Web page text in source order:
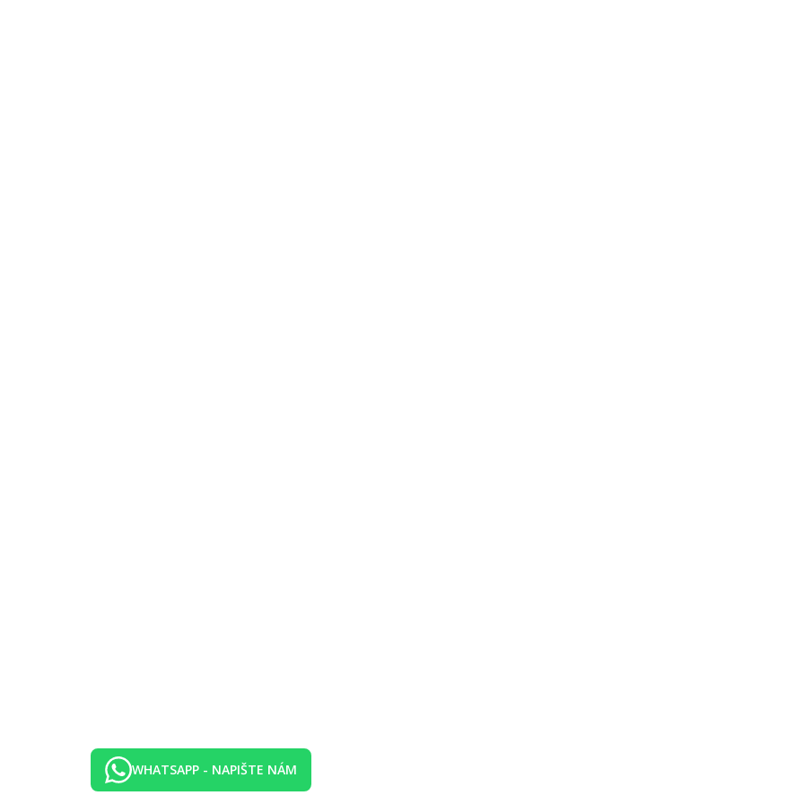
uvedené vybavení):
/ pokoj), osušky zdarma (výměna za poplatek, cca 5 EUR/výměna)
k dispozici voda
WHATSAPP - NAPIŠTE NÁM